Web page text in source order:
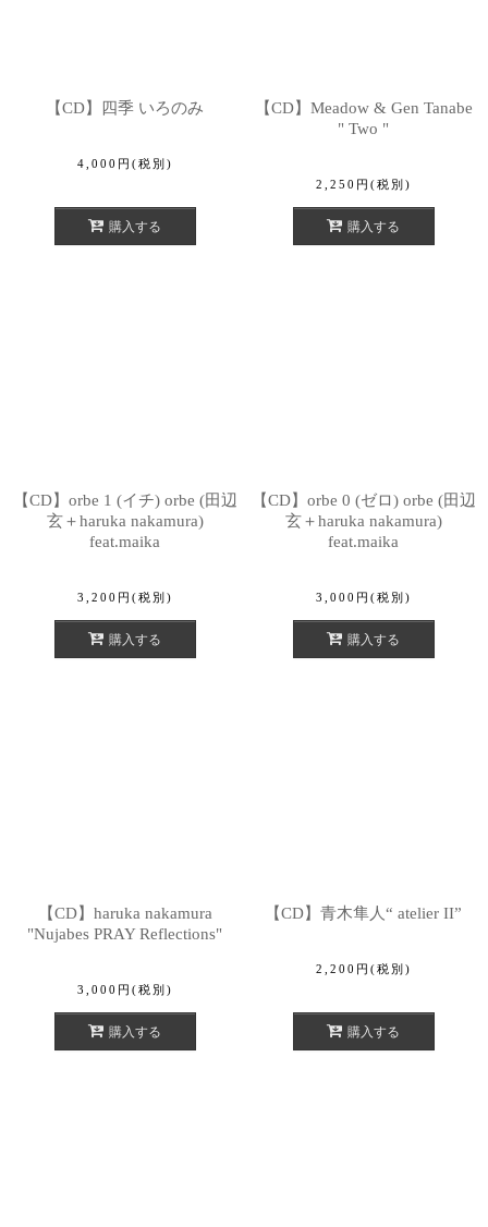
【CD】四季 いろのみ
4,000 円 (税別)
購入する
【CD】Meadow & Gen Tanabe
" Two "
2,250 円 (税別)
購入する
【CD】orbe 1 (イチ) orbe (田辺
玄＋haruka nakamura)
feat.maika
3,200 円 (税別)
購入する
【CD】orbe 0 (ゼロ) orbe (田辺
玄＋haruka nakamura)
feat.maika
3,000 円 (税別)
購入する
【CD】haruka nakamura
"Nujabes PRAY Reflections"
3,000 円 (税別)
購入する
【CD】青木隼人“ atelier II”
2,200 円 (税別)
購入する